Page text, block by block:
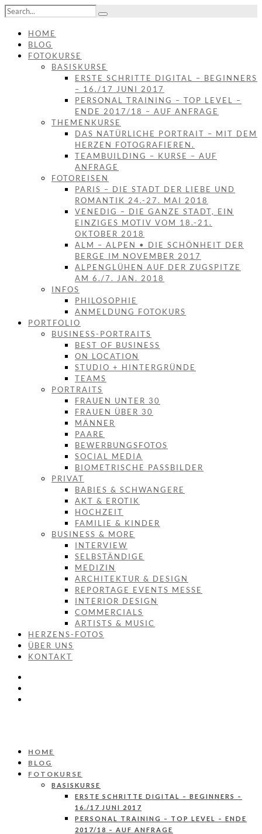
HOME
BLOG
FOTOKURSE
BASISKURSE
ERSTE SCHRITTE DIGITAL – BEGINNERS
– 16./17 JUNI 2017
PERSONAL TRAINING – TOP LEVEL –
ENDE 2017/18 – AUF ANFRAGE
THEMENKURSE
DAS NATÜRLICHE PORTRAIT – MIT DEM
HERZEN FOTOGRAFIEREN.
TEAMBUILDING – KURSE – AUF
ANFRAGE
FOTOREISEN
PARIS – DIE STADT DER LIEBE UND
ROMANTIK 24.-27. MAI 2018
VENEDIG – DIE GANZE STADT, EIN
EINZIGES MOTIV VOM 18.-21.
OKTOBER 2018
ALM – ALPEN • DIE SCHÖNHEIT DER
BERGE IM NOVEMBER 2017
ALPENGLÜHEN AUF DER ZUGSPITZE
AM 6./7. JAN. 2018
INFOS
PHILOSOPHIE
ANMELDUNG FOTOKURS
PORTFOLIO
BUSINESS-PORTRAITS
BEST OF BUSINESS
ON LOCATION
STUDIO + HINTERGRÜNDE
TEAMS
PORTRAITS
FRAUEN UNTER 30
FRAUEN ÜBER 30
MÄNNER
PAARE
BEWERBUNGSFOTOS
SOCIAL MEDIA
BIOMETRISCHE PASSBILDER
PRIVAT
BABIES & SCHWANGERE
AKT & EROTIK
HOCHZEIT
FAMILIE & KINDER
BUSINESS & MORE
INTERVIEW
SELBSTÄNDIGE
MEDIZIN
ARCHITEKTUR & DESIGN
REPORTAGE EVENTS MESSE
INTERIOR DESIGN
COMMERCIALS
ARTISTS & MUSIC
HERZENS-FOTOS
ÜBER UNS
KONTAKT
HOME
BLOG
FOTOKURSE
BASISKURSE
ERSTE SCHRITTE DIGITAL – BEGINNERS –
16./17 JUNI 2017
PERSONAL TRAINING – TOP LEVEL – ENDE
2017/18 – AUF ANFRAGE